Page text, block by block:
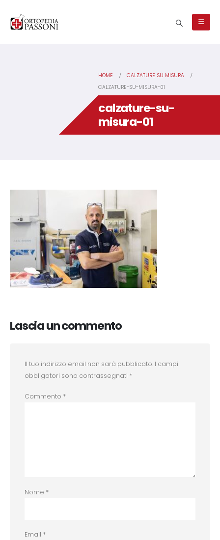
HOME
CALZATURE SU MISURA
CALZATURE-SU-MISURA-01
calzature-su-
misura-01
Lascia un commento
Il tuo indirizzo email non sarà pubblicato. I campi
obbligatori sono contrassegnati *
Commento *
Nome *
Email *